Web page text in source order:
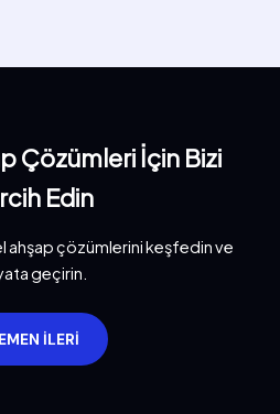
Çözümleri İçin Bizi
Edin
ahşap çözümlerini keşfedin ve
geçirin.
İLERI